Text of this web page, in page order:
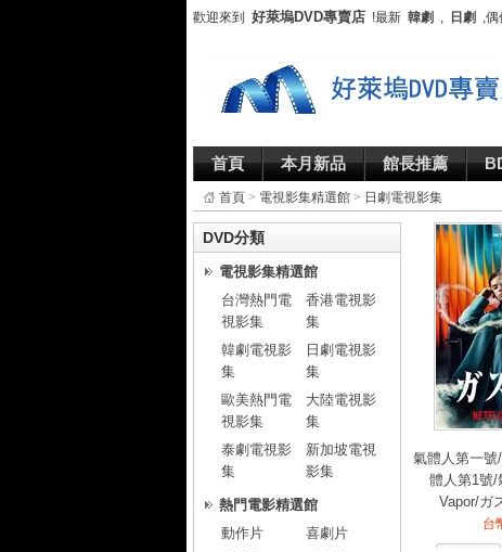
歡迎來到 好萊塢DVD專賣店 !最新 韓劇 , 日劇 ,偶
首頁 本月新品 館長推薦
首頁 > 電視影集精選館 > 日劇電視影集
氣體人第一
體人第1號/
Vapor/ガ
台
DVD分類
電視影集精選館
台灣熱門電
視影集
香港電視影
集
韓劇電視影
集
日劇電視影
集
歐美熱門電
視影集
大陸電視影
集
泰劇電視影
集
新加坡電視
影集
熱門電影精選館
動作片
喜劇片